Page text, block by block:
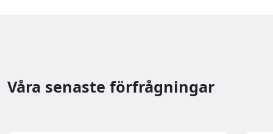
Våra senaste förfrågningar